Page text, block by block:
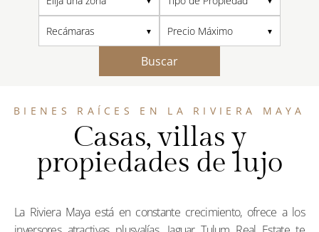
Buscar
BIENES RAÍCES EN LA RIVIERA MAYA
Casas, villas y
propiedades de lujo
La Riviera Maya está en constante crecimiento, ofrece a los